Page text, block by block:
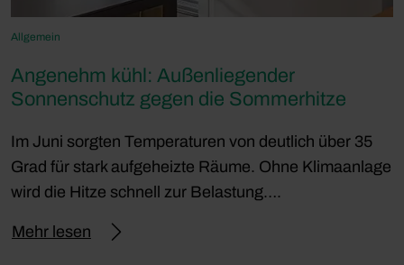
Allgemein
Angenehm kühl: Außenliegender
Sonnenschutz gegen die Sommerhitze
Im Juni sorgten Temperaturen von deutlich über 35
Grad für stark aufgeheizte Räume. Ohne Klimaanlage
wird die Hitze schnell zur Belastung….
Mehr lesen